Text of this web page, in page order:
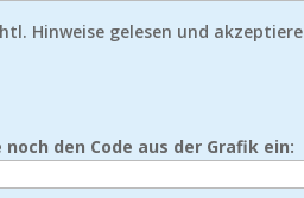
Hinweise gelesen und akzeptiere
den Code aus der Grafik ein: